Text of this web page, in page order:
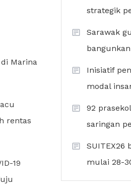
Marina
rentas
19
strategik
Sarawak
Inisiatif
modal
92
saringan
SUITEX26
mulai 28-